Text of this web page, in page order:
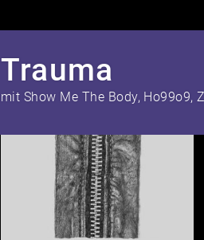
Trauma
mit Show Me The Body, Ho99o9,